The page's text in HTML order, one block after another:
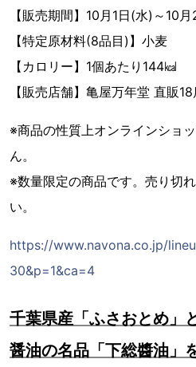
【販売期間】10月1日(水)～10
【特定原材料(8品目)】小麦
【カロリー】1個あたり144㎉
【販売店舗】亀屋万年堂 直販
※商品の性質上オンラインショ
ん。
※数量限定の商品です。売り切
い。
https://www.navona.co.jp/
30&p=1&ca=4
千葉県産「ふさおとめ」
醤油の名品「下総醬油」